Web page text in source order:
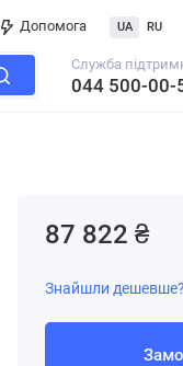
Допомога UA RU
Служба
044 500-00-
87 822 ₴
Знайшли дешевше?